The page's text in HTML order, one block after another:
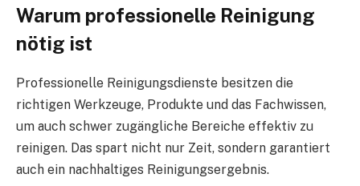
Warum professionelle Reinigung
nötig ist
Professionelle Reinigungsdienste besitzen die
richtigen Werkzeuge, Produkte und das Fachwissen,
um auch schwer zugängliche Bereiche effektiv zu
reinigen. Das spart nicht nur Zeit, sondern garantiert
auch ein nachhaltiges Reinigungsergebnis.